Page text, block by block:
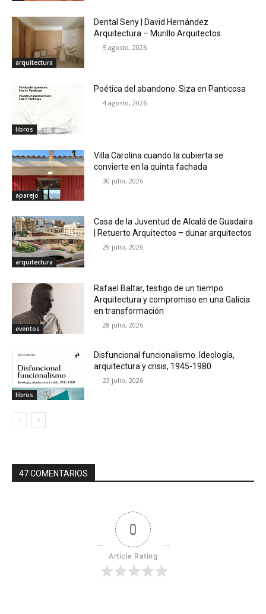
arquitectura
Dental Seny | David Hernández
Arquitectura – Murillo Arquitectos
5 agosto, 2026
libros
Poética del abandono. Siza en Panticosa
4 agosto, 2026
aparejo
Villa Carolina cuando la cubierta se
convierte en la quinta fachada
30 julio, 2026
arquitectura
Casa de la Juventud de Alcalá de Guadaíra
| Retuerto Arquitectos – dunar arquitectos
29 julio, 2026
eventos
Rafael Baltar, testigo de un tiempo.
Arquitectura y compromiso en una Galicia
en transformación
28 julio, 2026
libros
Disfuncional funcionalismo. Ideología,
arquitectura y crisis, 1945-1980
23 julio, 2026
47 COMENTARIOS
0
Article Rating